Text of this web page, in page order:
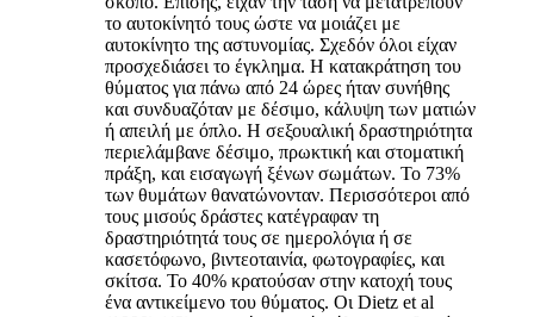
το αυτοκίνητό τους ώστε να μοιάζει με
αυτοκίνητο της αστυνομίας. Σχεδόν όλοι είχαν
προσχεδιάσει το έγκλημα. Η κατακράτηση του
θύματος για πάνω από 24 ώρες ήταν συνήθης
και συνδυαζόταν με δέσιμο, κάλυψη των ματιών
ή απειλή με όπλο. Η σεξουαλική δραστηριότητα
περιελάμβανε δέσιμο, πρωκτική και στοματική
πράξη, και εισαγωγή ξένων σωμάτων. Το 73%
των θυμάτων θανατώνονταν. Περισσότεροι από
τους μισούς δράστες κατέγραφαν τη
δραστηριότητά τους σε ημερολόγια ή σε
κασετόφωνο, βιντεοταινία, φωτογραφίες, και
σκίτσα. Το 40% κρατούσαν στην κατοχή τους
ένα αντικείμενο του θύματος. Oι Dietz et al